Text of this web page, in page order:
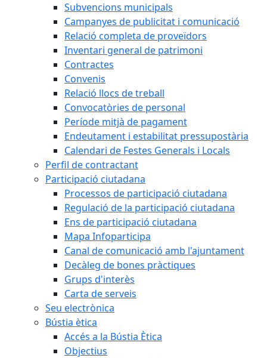
Subvencions municipals
Campanyes de publicitat i comunicació
Relació completa de proveïdors
Inventari general de patrimoni
Contractes
Convenis
Relació llocs de treball
Convocatòries de personal
Període mitjà de pagament
Endeutament i estabilitat pressupostària
Calendari de Festes Generals i Locals
Perfil de contractant
Participació ciutadana
Processos de participació ciutadana
Regulació de la participació ciutadana
Ens de participació ciutadana
Mapa Infoparticipa
Canal de comunicació amb l'ajuntament
Decàleg de bones pràctiques
Grups d'interès
Carta de serveis
Seu electrònica
Bústia ètica
Accés a la Bústia Ètica
Objectius